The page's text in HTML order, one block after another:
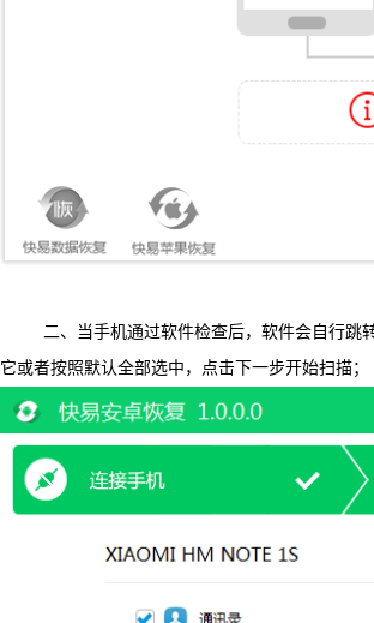
二、当手机通过软件检查后，软件会自行跳转
它或者按照默认全部选中，点击下一步开始扫描；